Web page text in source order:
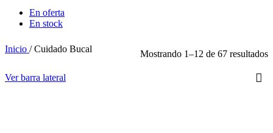
En oferta
En stock
Inicio / Cuidado Bucal Mostrando 1–12 de 67 resultados
Ver barra lateral